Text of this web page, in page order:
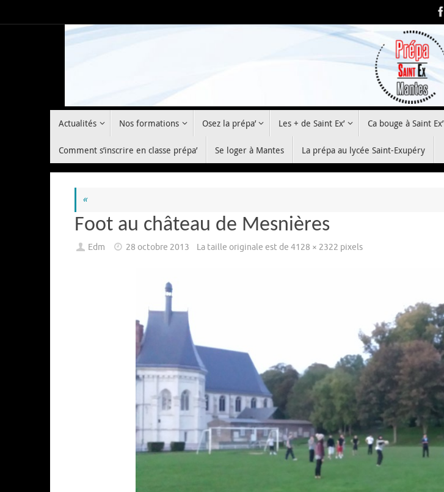
au
Actualités Nos formations Osez la prépa’ Les + de Saint Ex’ Ca bouge à Saint Ex’
Comment s’inscrire en classe prépa’ Se loger à Mantes La prépa au lycée Saint-Exupéry
«
Foot au château de Mesnières
Edm 28 octobre 2013 La taille originale est de4128 × 2322 pixels